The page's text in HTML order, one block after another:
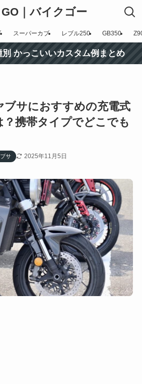
｜バイクゴー
スーパーカブ レブル250 GB350
別 かっこいいカスタム例まとめ
ブサにおすすめの充電式
？携帯タイプでどこでも
サ 2025年11月5日